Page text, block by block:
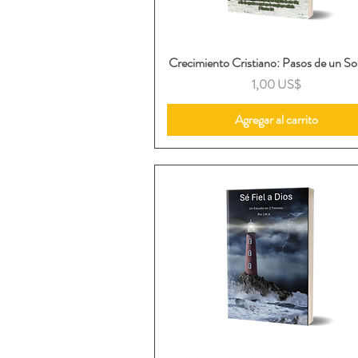
Vista rápida
Crecimiento Cristiano: Pasos de un
Precio
1,00 US$
Agregar al carrito